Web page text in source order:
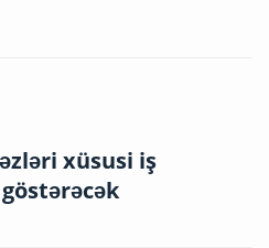
xüsusi iş